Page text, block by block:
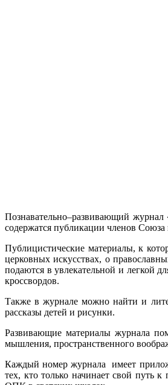
Познавательно–развивающий журнал
содержатся публикации членов
Публицистические материалы, к
церковных искусствах, о
подаются в увлекательной и легкой
кроссвордов.
Также в журнале можно найти и
рассказы детей и рисунки.
Развивающие материалы журнала
мышления, пространственного
Каждый номер журнала имеет
тех, кто только начинает свой путь